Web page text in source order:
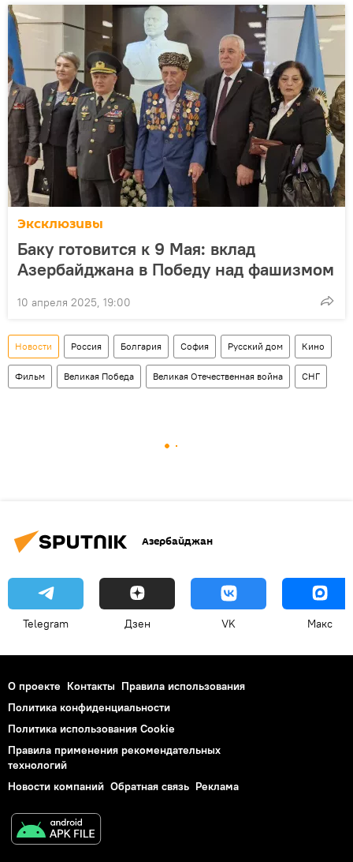
Эксклюзивы
Баку готовится к 9 Мая: вклад
Азербайджана в Победу над фашизмом
10 апреля 2025, 19:00
Новости Россия Болгария София Русский дом Кино
Фильм Великая Победа Великая Отечественная война СНГ
Азербайджан
Telegram Дзен VK Макс
О проекте Контакты Правила использования
Политика конфиденциальности
Политика использования Cookie
Правила применения рекомендательных
технологий
Новости компаний Обратная связь Реклама